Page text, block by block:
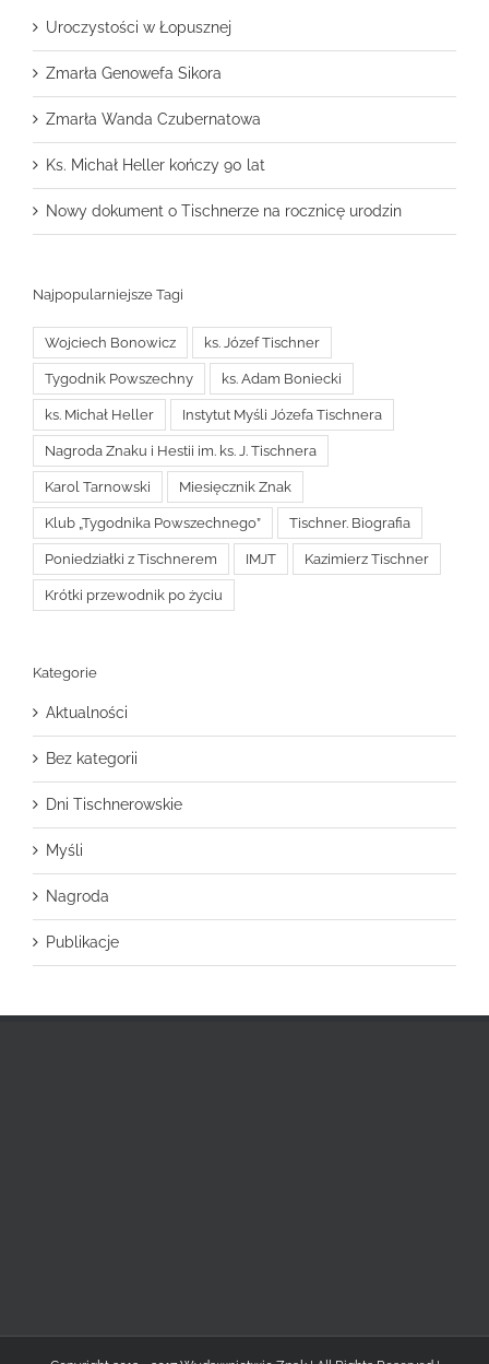
Uroczystości w Łopusznej
Zmarła Genowefa Sikora
Zmarła Wanda Czubernatowa
Ks. Michał Heller kończy 90 lat
Nowy dokument o Tischnerze na rocznicę urodzin
Najpopularniejsze Tagi
Wojciech Bonowicz ks. Józef Tischner
Tygodnik Powszechny ks. Adam Boniecki
ks. Michał Heller Instytut Myśli Józefa Tischnera
Nagroda Znaku i Hestii im. ks. J. Tischnera
Karol Tarnowski Miesięcznik Znak
Klub „Tygodnika Powszechnego” Tischner. Biografia
Poniedziałki z Tischnerem IMJT Kazimierz Tischner
Krótki przewodnik po życiu
Kategorie
Aktualności
Bez kategorii
Dni Tischnerowskie
Myśli
Nagroda
Publikacje